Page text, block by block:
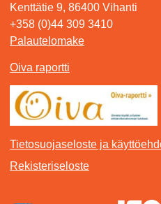
Kenttätie 9, 86400 Vihanti
+358 (0)44 309 3410
Palautelomake
Oiva raportti
Tietosuojaseloste ja
Rekisteriseloste